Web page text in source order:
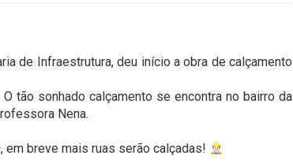
de Infraestrutura, deu início a obra de calçamento
tão sonhado calçamento se encontra no bairro da
Nena.⠀
breve mais ruas serão calçadas!